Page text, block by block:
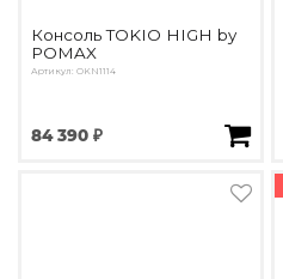
Консоль TOKIO HIGH by
POMAX
Артикул: OKN1114
84 390 ₽